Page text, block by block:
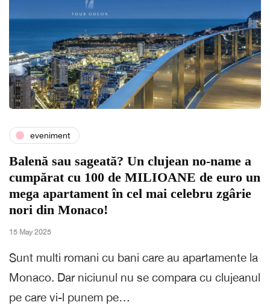
eveniment
Balenă sau sageată? Un clujean no-name a
cumpărat cu 100 de MILIOANE de euro un
mega apartament în cel mai celebru zgârie
nori din Monaco!
15 May 2025
Sunt multi romani cu bani care au apartamente la
Monaco. Dar niciunul nu se compara cu clujeanul
pe care vi-l punem pe…